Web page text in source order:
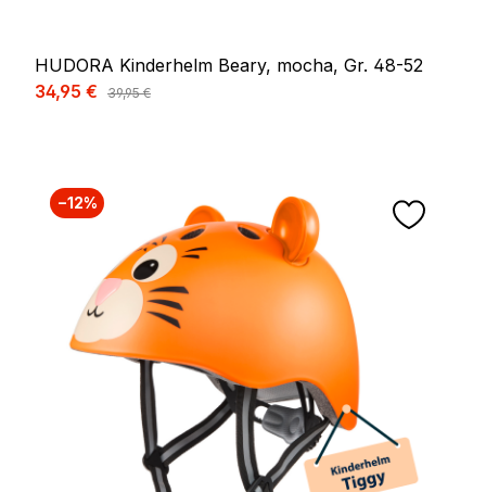
HUDORA Kinderhelm Beary, mocha, Gr. 48-52
Verkaufspreis:
34,95 € Regulärer Preis:
39,95 €
−12%